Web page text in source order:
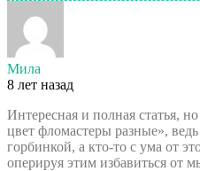
Мила
8 лет назад
Интересная и полная статья,
цвет фломастеры разные»,
горбинкой, а кто-то с ума от
оперируя этим избавиться от